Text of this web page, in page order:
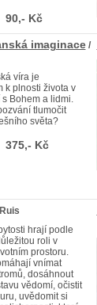
90,- Kč
imaginace/
víra je
k plnosti života v
Bohem a lidmi.
tlumočit
světa?
375,- Kč
hrají podle
roli v
prostoru.
vnímat
dosáhnout
vědomí, očistit
uvědomit si